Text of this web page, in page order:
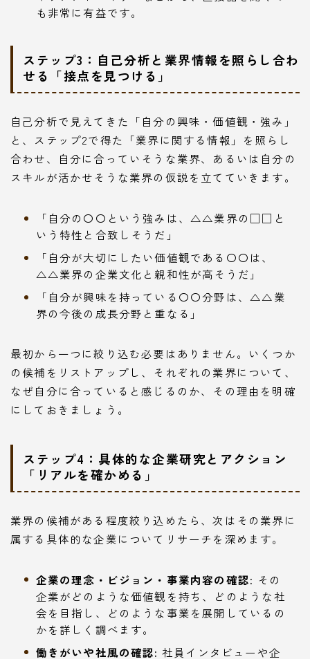
も非常に有益です。
ステップ3：自己分析と業界情報を照らし合わ
せる「接点を見つける」
自己分析で見えてきた「自分の興味・価値観・強み」
と、ステップ2で得た「業界に関する情報」を照らし
合わせ、自分に合っていそうな業界、あるいは自分の
スキルが活かせそうな業界の仮説を立てていきます。
「自分の〇〇という強みは、△△業界の□□と
いう特性と合致しそうだ」
「自分が大切にしたい価値観である〇〇は、
△△業界の企業文化と親和性が高そうだ」
「自分が興味を持っている〇〇分野は、△△業
界の今後の成長分野と重なる」
最初から一つに絞り込む必要はありません。いくつか
の候補をリストアップし、それぞれの業界について、
なぜ自分に合っていると感じるのか、その理由を明確
にしておきましょう。
ステップ4：具体的な企業研究とアクション
「リアルを確かめる」
業界の候補がある程度絞り込めたら、次はその業界に
属する具体的な企業についてリサーチを深めます。
企業の理念・ビジョン・事業内容の確認: その
企業がどのような価値観を持ち、どのような社
会を目指し、どのような事業を展開しているの
かを詳しく調べます。
働きがいや社風の確認: 社員インタビューや企